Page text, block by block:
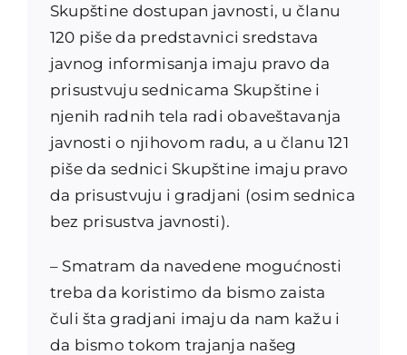
Skupštine dostupan javnosti, u članu
120 piše da predstavnici sredstava
javnog informisanja imaju pravo da
prisustvuju sednicama Skupštine i
njenih radnih tela radi obaveštavanja
javnosti o njihovom radu, a u članu 121
piše da sednici Skupštine imaju pravo
da prisustvuju i gradjani (osim sednica
bez prisustva javnosti).
– Smatram da navedene mogućnosti
treba da koristimo da bismo zaista
čuli šta gradjani imaju da nam kažu i
da bismo tokom trajanja našeg